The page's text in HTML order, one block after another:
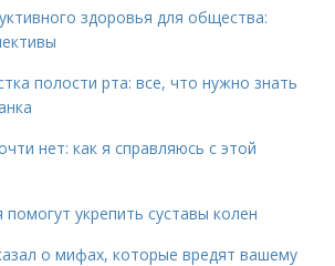
здоровья для общества:
полости рта: все, что нужно знать
нет: как я справляюсь с этой
укрепить суставы колен
о мифах, которые вредят вашему